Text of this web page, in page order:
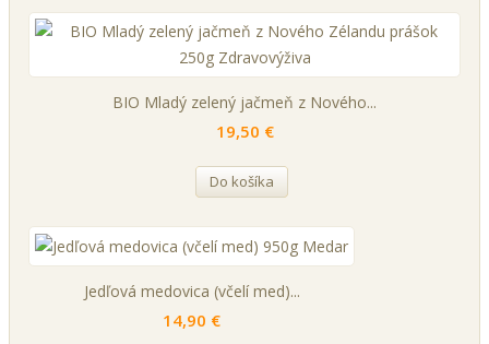
BIO Mladý zelený jačmeň z Nového...
19,50 €
Do košíka
Jedľová medovica (včelí med)...
14,90 €